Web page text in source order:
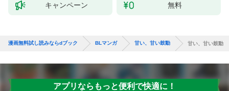
キャンペーン 無料
漫画無料試し読みならdブック BLマンガ 甘い、甘い鼓動 甘い、甘い鼓動
アプリならもっと便利で快適に！